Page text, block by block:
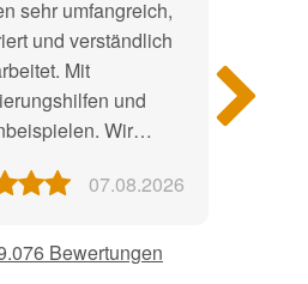
sehr umfangreich,
und verständlich
Mit
und
Wir
07.08.2026
Bewertungen